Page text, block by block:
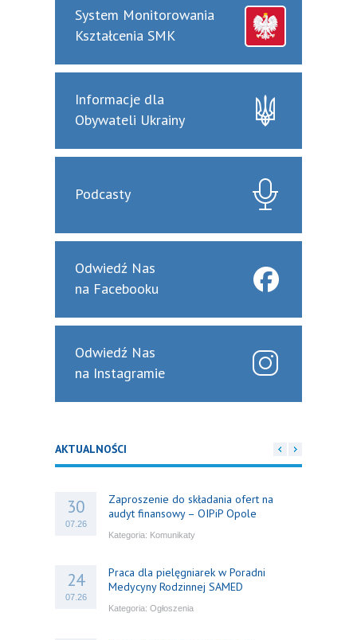
System Monitorowania
Kształcenia SMK
Informacje dla
Obywateli Ukrainy
Podcasty
Odwiedź Nas
na Facebooku
Odwiedź Nas
na Instagramie
AKTUALNOŚCI
30
07.26
Zaproszenie do składania ofert na
audyt finansowy – OIPiP Opole
Kategoria: Komunikaty
24
07.26
Praca dla pielęgniarek w Poradni
Medycyny Rodzinnej SAMED
Kategoria: Ogłoszenia